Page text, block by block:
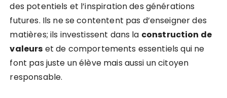
des potentiels et l’inspiration des générations
futures. Ils ne se contentent pas d’enseigner des
matières; ils investissent dans la construction de
valeurs et de comportements essentiels qui ne
font pas juste un élève mais aussi un citoyen
responsable.